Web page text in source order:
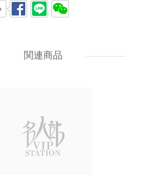
関連商品
Crossbody Bag Monogram
9,880.00